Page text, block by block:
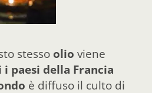
stesso olio viene
paesi della Francia
è diffuso il culto di